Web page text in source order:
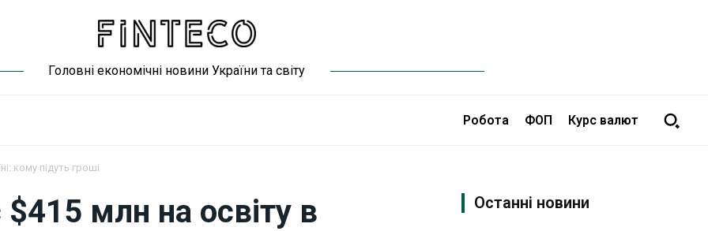
Головні економічні новини України та світу
Робота ФОП Курс валют
кому підуть гроші
млн на освіту в
Останні новини